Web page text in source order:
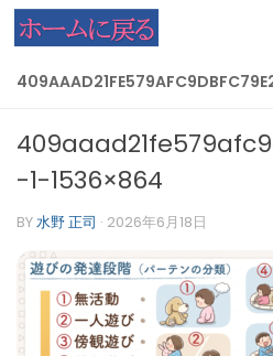
コンテンツへスキップ
-1-1536×864
BY水野 正司 · 2026年6月18日